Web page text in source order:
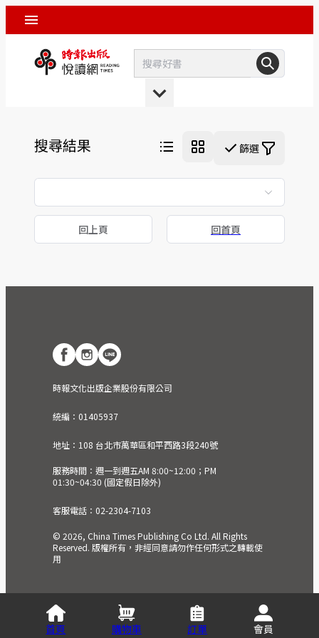
搜尋結果 篩選
回上頁 回首頁
時報文化出版企業股份有限公司
統編：01405937
地址：108 台北市萬華區和平西路3段240號
服務時間：週一到週五AM 8:00~12:00；PM
01:30~04:30 (國定假日除外)
客服電話：02-2304-7103
© 2026, China Times Publishing Co Ltd. All Rights
Reserved. 版權所有，非經同意請勿作任何形式之轉載使
用
首頁 購物車 訂單 會員